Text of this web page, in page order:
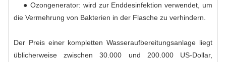
● Ozongenerator: wird zur Enddesinfektion verwendet, um
die Vermehrung von Bakterien in der Flasche zu verhindern.
Der Preis einer kompletten Wasseraufbereitungsanlage liegt
üblicherweise zwischen 30.000 und 200.000 US-Dollar,